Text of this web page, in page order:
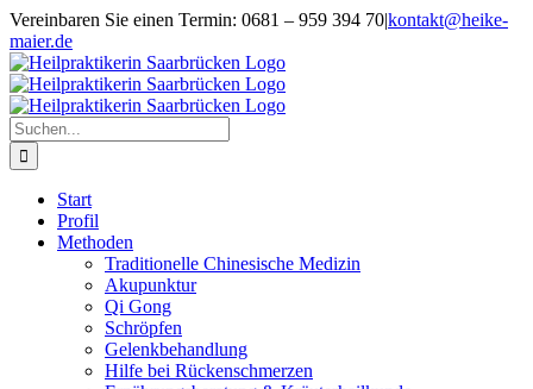
Zum
Inhalt
springen
Vereinbaren Sie einen Termin: 0681 – 959 394 70|kontakt@heike-
maier.de
Suche
nach:
Start
Profil
Methoden
Traditionelle Chinesische Medizin
Akupunktur
Qi Gong
Schröpfen
Gelenkbehandlung
Hilfe bei Rückenschmerzen